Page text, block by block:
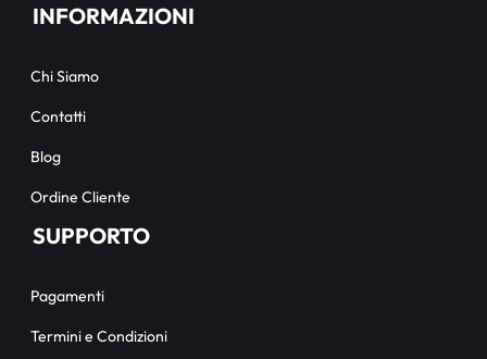
INFORMAZIONI
Chi Siamo
Contatti
Blog
Ordine Cliente
SUPPORTO
Pagamenti
Termini e Condizioni